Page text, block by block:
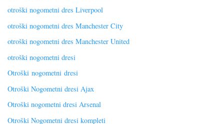
otroški nogometni dres Liverpool
otroški nogometni dres Manchester City
otroški nogometni dres Manchester United
otroški nogometni dresi
Otroški nogometni dresi
Otroški Nogometni dresi Ajax
Otroški nogometni dresi Arsenal
Otroški Nogometni dresi kompleti